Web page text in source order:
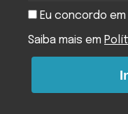
Eu concordo
Saiba mais em